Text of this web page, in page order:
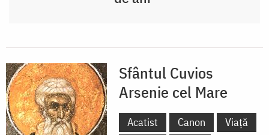
Sfântul Cuvios
Arsenie cel Mare
Acatist Canon
Viață